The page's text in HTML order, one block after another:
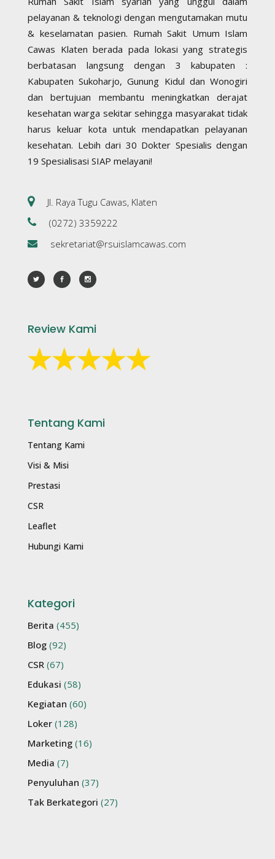
pelayanan & teknologi dengan mengutamakan mutu
& keselamatan pasien. Rumah Sakit Umum Islam
Cawas Klaten berada pada lokasi yang strategis
berbatasan langsung dengan 3 kabupaten :
Kabupaten Sukoharjo, Gunung Kidul dan Wonogiri
dan bertujuan membantu meningkatkan derajat
kesehatan warga sekitar sehingga masyarakat tidak
harus keluar kota untuk mendapatkan pelayanan
kesehatan. Lebih dari 30 Dokter Spesialis dengan
19 Spesialisasi SIAP melayani!
Jl. Raya Tugu Cawas, Klaten
(0272) 3359222
sekretariat@rsuislamcawas.com
Review Kami
Tentang Kami
Tentang Kami
Visi & Misi
Prestasi
CSR
Leaflet
Hubungi Kami
Kategori
Berita (455)
Blog (92)
CSR (67)
Edukasi (58)
Kegiatan (60)
Loker (128)
Marketing (16)
Media (7)
Penyuluhan (37)
Tak Berkategori (27)